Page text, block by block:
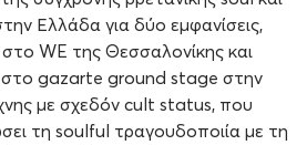
Ελλάδα για δύο εμφανίσεις,
WE της Θεσσαλονίκης και
στο gazarte ground stage στην
με σχεδόν cult status, που
τη soulful τραγουδοποιία με τη